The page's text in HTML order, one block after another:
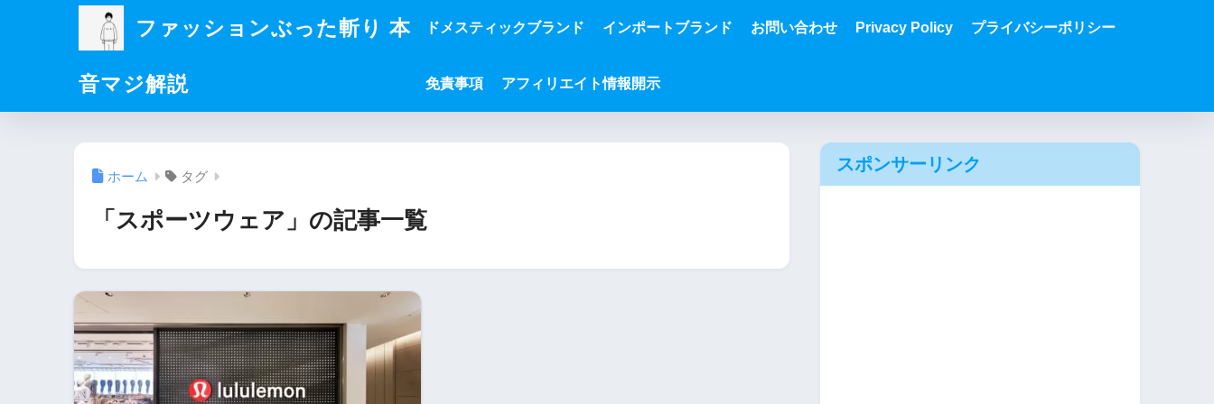
ファッションぶった斬り 本
音マジ解説
ドメスティックブランド インポートブランド お問い合わせ Privacy Policy プライバシーポリシー
免責事項 アフィリエイト情報開示
ホーム タグ
「スポーツウェア」の記事一覧
スポンサーリンク